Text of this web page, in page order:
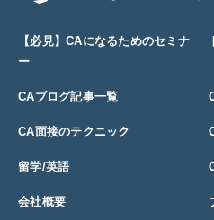
【必見】CAになるためのセミナ
ー
CAブログ記事一覧
CA面接のテクニック
留学/英語
会社概要